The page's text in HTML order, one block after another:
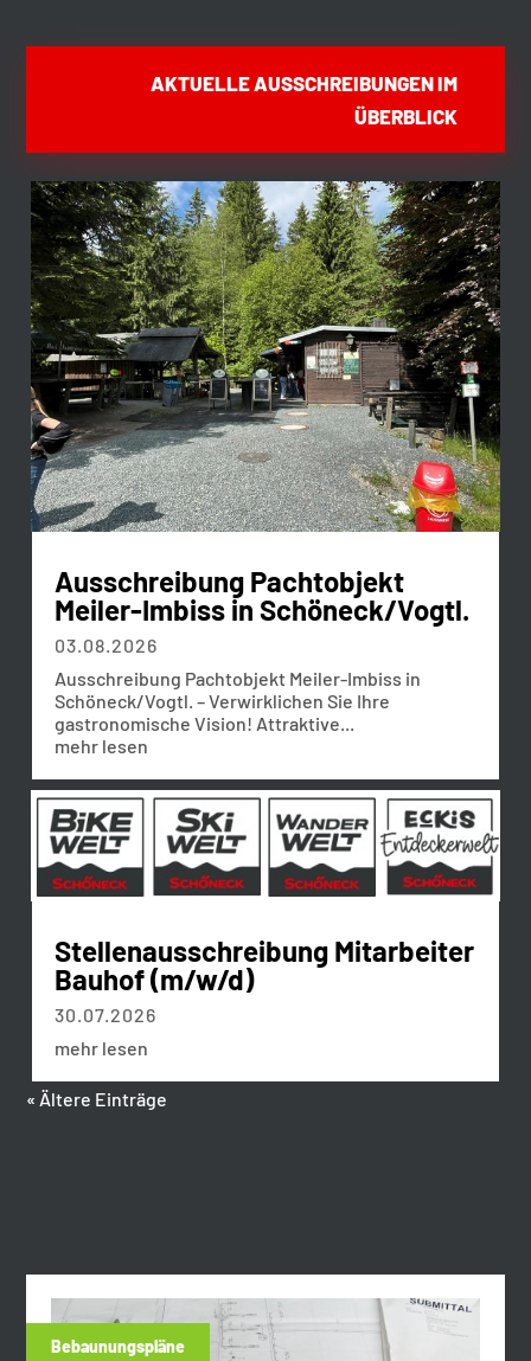
AKTUELLE AUSSCHREIBUNGEN IM
ÜBERBLICK
Ausschreibung Pachtobjekt
Meiler-Imbiss in Schöneck/Vogtl.
03.08.2026
Ausschreibung Pachtobjekt Meiler-Imbiss in
Schöneck/Vogtl. – Verwirklichen Sie Ihre
gastronomische Vision! Attraktive...
mehr lesen
Stellenausschreibung Mitarbeiter
Bauhof (m/w/d)
30.07.2026
mehr lesen
« Ältere Einträge
Bebaunungspläne